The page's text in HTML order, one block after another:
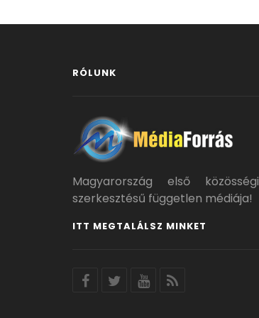
RÓLUNK
Magyarország első közösségi
szerkesztésű független médiája!
ITT MEGTALÁLSZ MINKET